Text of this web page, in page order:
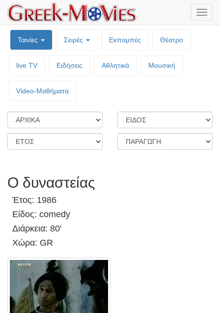
Ταινίες Σειρές Εκπομπές Θέατρο
live TV Ειδήσεις Αθλητικά Μουσική
Video-Mαθήματα
Ο δυναστείας
Έτος: 1986
Είδος: comedy
Διάρκεια: 80'
Χώρα: GR